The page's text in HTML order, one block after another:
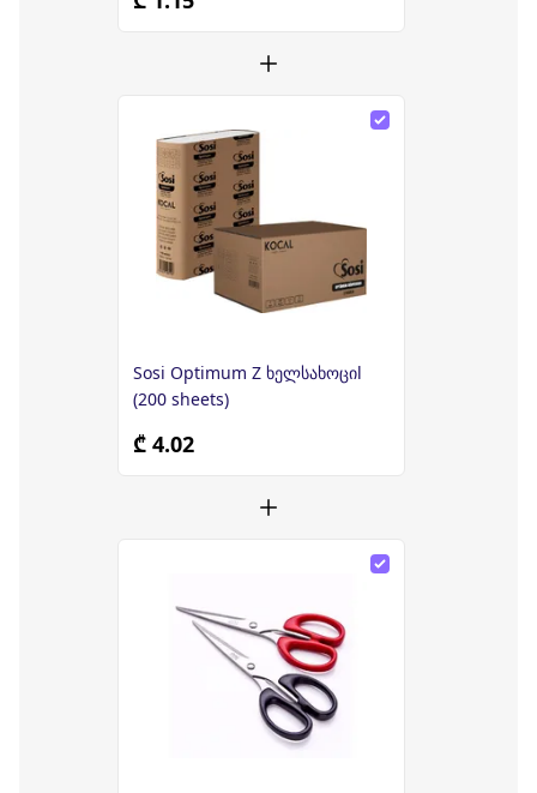
Sosi Optimum Z ხელსახოციl
(200 sheets)
₾ 4.02